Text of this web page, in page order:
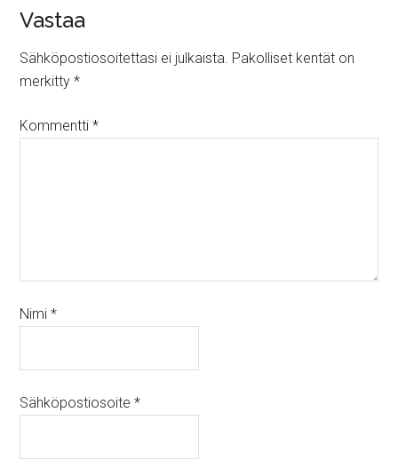
Vastaa
Sähköpostiosoitettasi ei julkaista. Pakolliset kentät on
merkitty*
Kommentti*
Nimi*
Sähköpostiosoite*